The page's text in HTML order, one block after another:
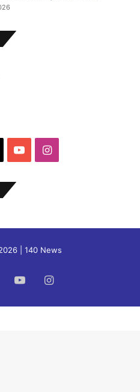
YouTubeInstagram
| 140 News
YouTubeInstagram